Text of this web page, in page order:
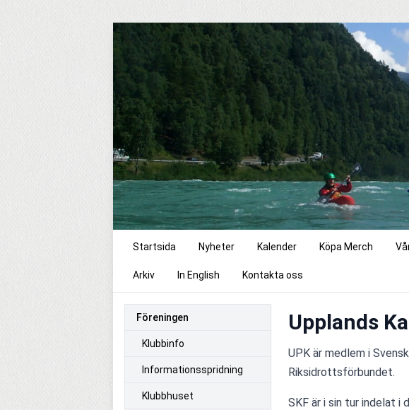
Startsida Nyheter Kalender Köpa Merch
Arkiv In English Kontakta oss
Föreningen
Klubbinfo
Informationsspridning
Klubbhuset
Upplands
UPK är medlem i
Riksidrottsförbundet.
SKF är i sin tur indelat i